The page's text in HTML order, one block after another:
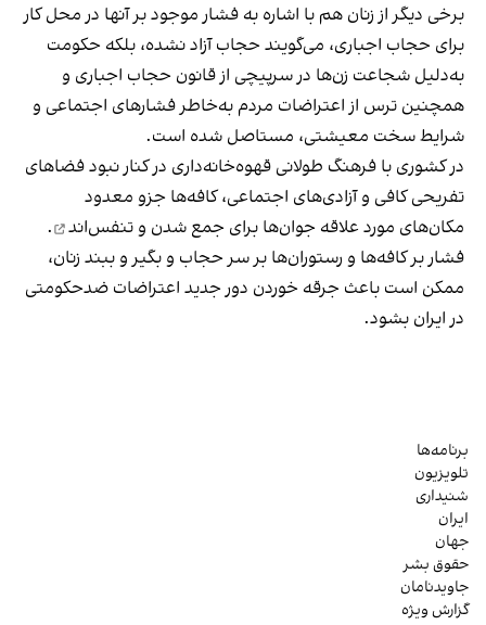
برخی دیگر از زنان هم با اشاره به فشار موجود بر آنها در محل کار
برای حجاب اجباری، می‌گویند حجاب آزاد نشده، بلکه حکومت
به‌دلیل شجاعت زن‌ها در سرپیچی از قانون حجاب اجباری و
همچنین ترس از اعتراضات مردم به‌خاطر فشارهای اجتماعی و
شرایط سخت معیشتی، مستاصل شده است.
در کشوری با فرهنگ طولانی قهوه‌‌خانه‌داری در کنار نبود فضاهای
تفریحی کافی و آزادی‌های اجتماعی، کافه‌ها جزو معدود
مکان‌های مورد علاقه جوان‌ها برای جمع شدن و تنفس‌اند
.
فشار بر کافه‌ها و رستوران‌ها بر سر حجاب و بگیر و ببند زنان،
ممکن است باعث جرقه خوردن دور جدید اعتراضات ضدحکومتی
در ایران بشود.
برنامه‌ها
تلویزیون
شنیداری
ایران
جهان
حقوق بشر
جاویدنامان
گزارش ویژه